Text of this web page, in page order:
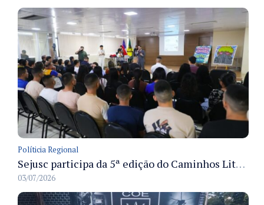
Políticia Regional
Sejusc participa da 5ª edição do Caminhos Literários com foco na cultura hip-hop nas unidades socioeducativas
03/07/2026